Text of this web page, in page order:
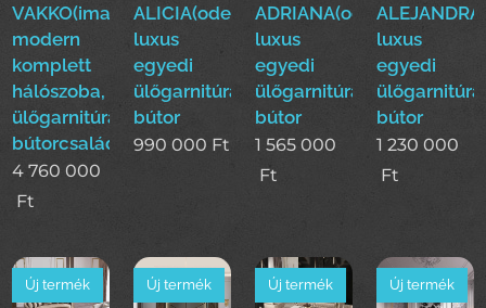
VAKKO(ima)Luxus
modern
komplett
hálószoba,
ülőgarnitúra,étkező
bútorcsalád!
4 760 000
Ft
ALICIA(ode)
luxus
egyedi
ülőgarnitúra
bútor
990 000 Ft
ADRIANA(ode)
luxus
egyedi
ülőgarnitúra
bútor
1 565 000
Ft
luxus
egyedi
ülőgarnitúra
bútor
1 230 000
Ft
Új termék Új termék Új termék Új termék